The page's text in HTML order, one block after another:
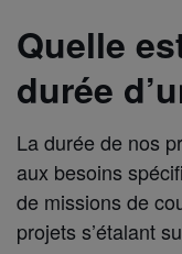
Quelle
durée
La durée de nos
aux besoins
de missions de
projets s’étalant